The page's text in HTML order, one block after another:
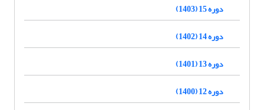
دوره 15 (1403)
دوره 14 (1402)
دوره 13 (1401)
دوره 12 (1400)